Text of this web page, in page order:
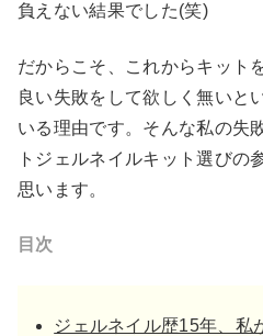
負えない結果でした(笑)
だからこそ、これからキット
良い失敗をして欲しく無いと
いる理由です。そんな私の失
トジェルネイルキット選びの
思います。
目次
ジェルネイル歴15年、私